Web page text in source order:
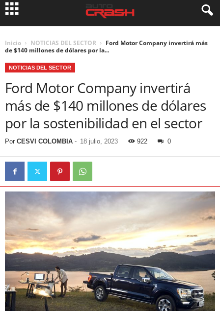
Inicio NOTICIAS DEL SECTOR
Ford Motor Company invertirá más
de $140 millones de dólares por la...
NOTICIAS DEL SECTOR
Ford Motor Company invertirá
más de $140 millones de dólares
por la sostenibilidad en el sector
Por CESVI COLOMBIA - 18 julio, 2023 922 0